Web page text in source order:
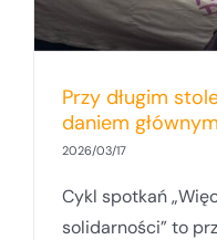
Przy długim
daniem głównym
2026/03/17
Cykl spotkań
solidarności” to